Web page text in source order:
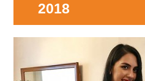
2018